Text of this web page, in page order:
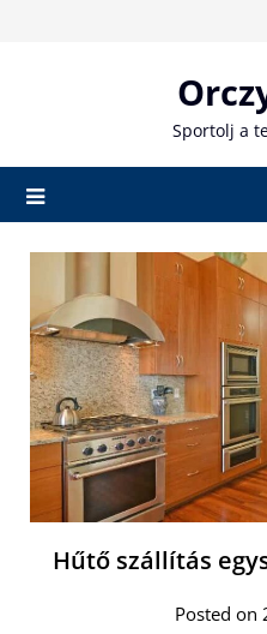
Sportolj a
Hűtő szállítás
Posted on